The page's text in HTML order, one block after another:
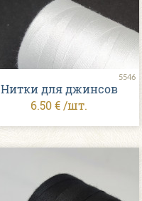
5546
Нитки для джинсов
6.50 € /шт.